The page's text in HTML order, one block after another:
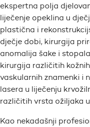
ekspertna polja
liječenje opeklina u
plastična i
dječje dobi, kirurgija
anomalija šake i
kirurgija različitih
vaskularnih znamenki i
lasera u liječenju
različitih vrsta ožiljaka
Kao nekadašnji